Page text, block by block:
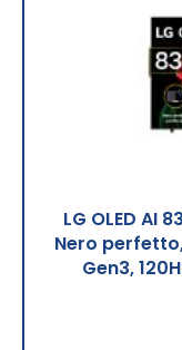
LG OLED AI
Nero
Gen3,